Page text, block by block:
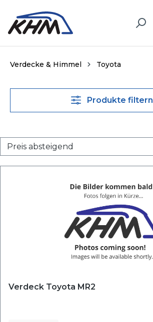
springen
Verdecke & Himmel Toyota
Produkte filtern
Verdeck Toyota MR2